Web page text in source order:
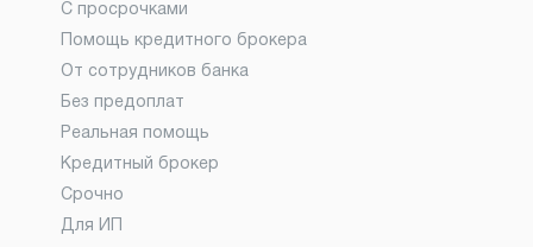
С просрочками
Помощь кредитного брокера
От сотрудников банка
Без предоплат
Реальная помощь
Кредитный брокер
Срочно
Для ИП